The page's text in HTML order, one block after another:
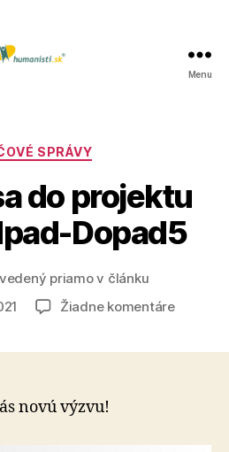
Menu
Kategórie
SPRÁVY
do projektu
Dopad5
priamo v článku
Žiadne komentárena
novú výzvu!